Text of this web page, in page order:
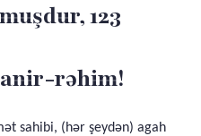
123
rəhim!
sahibi, (hər şeydən) agah